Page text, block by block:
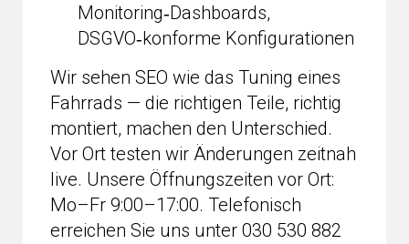
Monitoring‑Dashboards,
DSGVO‑konforme Konfigurationen
Wir sehen SEO wie das Tuning eines
Fahrrads — die richtigen Teile, richtig
montiert, machen den Unterschied.
Vor Ort testen wir Änderungen zeitnah
live. Unsere Öffnungszeiten vor Ort:
Mo–Fr 9:00–17:00. Telefonisch
erreichen Sie uns unter 030 530 882